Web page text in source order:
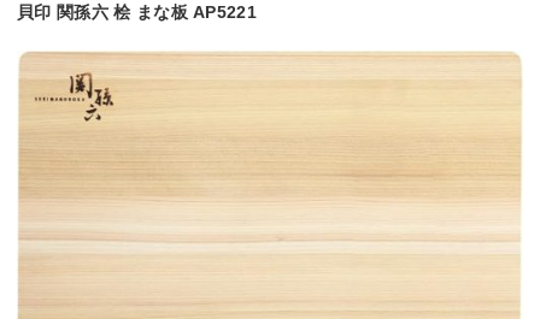
貝印 関孫六 桧 まな板 AP5221